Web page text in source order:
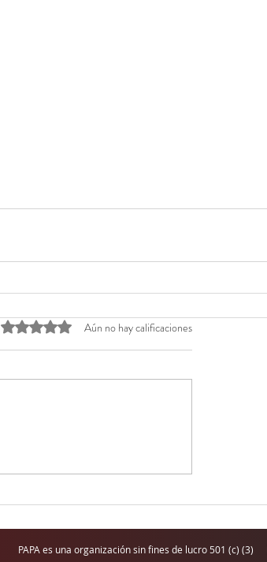
Obtuvo 0 de 5 estrellas.Aún no hay calificaciones
PAPA es una organización sin fines de lucro 501 (c) (3)